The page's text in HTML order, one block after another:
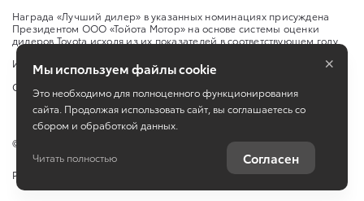
Награда «Лучший дилер» в указанных номинациях присуждена
Президентом ООО «Тойота Мотор» на основе системы оценки
дилеров Toyota исходя из их показателей в соответствующем году.
Изменить настройку cookies
Сбросить cookie
©
Работает на технологиях
Мы используем файлы cookie
Это необходимо для полноценного функционирования
сайта. Продолжая использовать сайт, вы соглашаетесь со
сбором и обработкой данных.
Читать полностью Согласен
×